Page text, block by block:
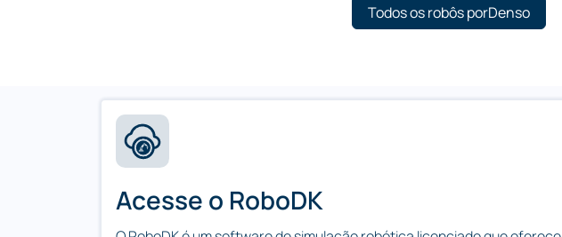
Todos os robôs porDenso
Acesse o RoboDK